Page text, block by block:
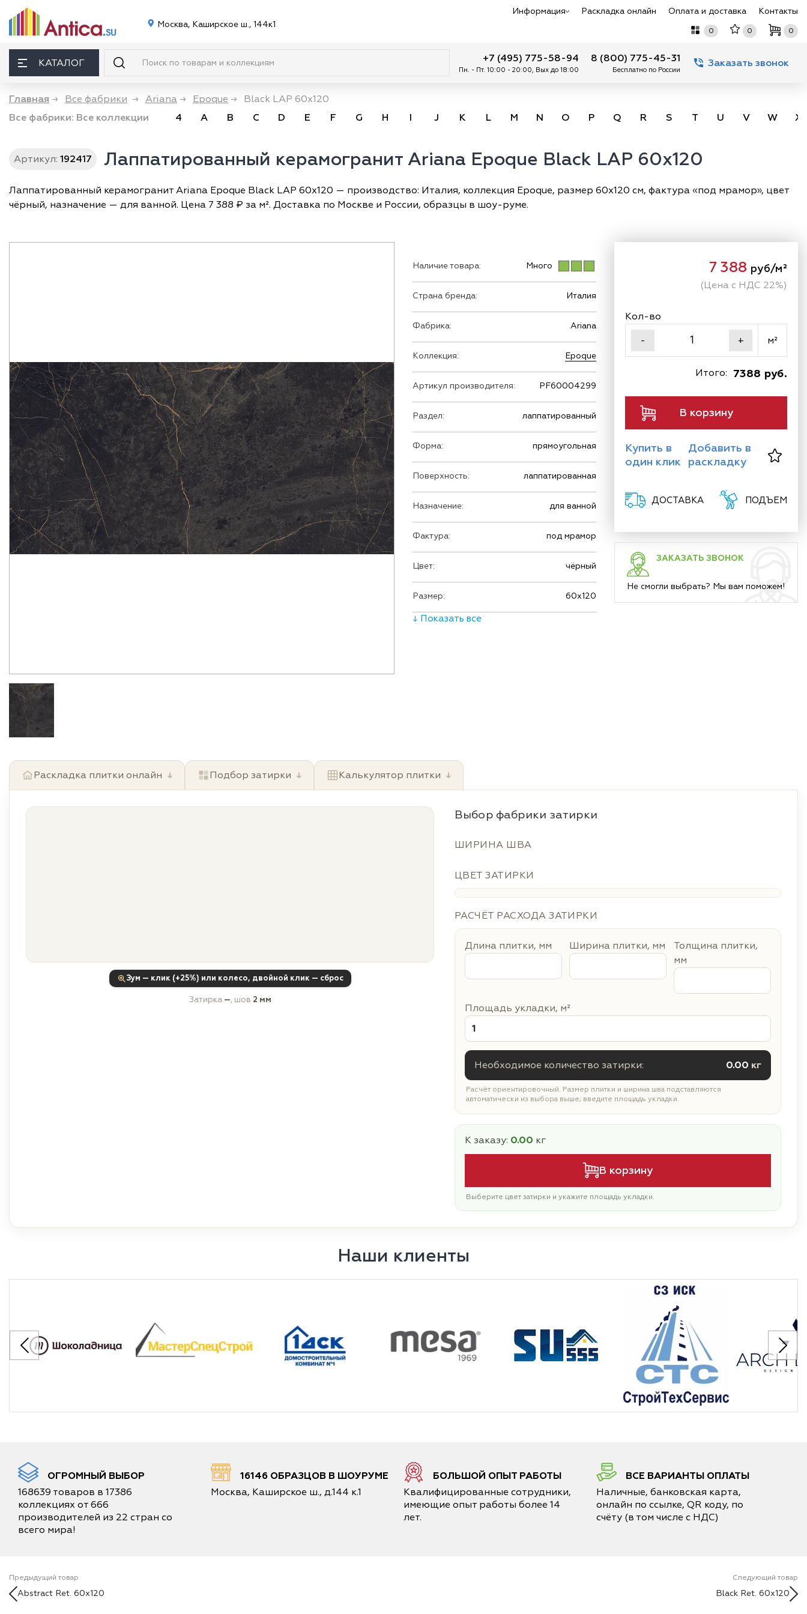
Москва, Каширское ш., 144к1
Информация Раскладка онлайн Оплата и доставка Контакты
0 0 0
КАТАЛОГ +7 (495) 775-58-94
Пн. - Пт. 10:00 - 20:00, Вых до 18:00
8 (800) 775-45-31
Бесплатно по России
Заказать звонок
Главная → Все фабрики → Ariana → Epoque →
Black LAP 60x120
Все фабрики: Все коллекции 4 A B C D E F G H I J K L M N O P Q R S T U V W X
Артикул: 192417 Лаппатированный керамогранит Ariana Epoque Black LAP 60x120
Лаппатированный керамогранит Ariana Epoque Black LAP 60x120 — производство: Италия, коллекция Epoque, размер 60х120 см, фактура «под мрамор», цвет
чёрный, назначение — для ванной. Цена 7 388 ₽ за м². Доставка по Москве и России, образцы в шоу-руме.
Наличие товара: Много
Страна бренда: Италия
Фабрика: Ariana
Коллекция: Epoque
Артикул производителя: PF60004299
Раздел: лаппатированный
Форма: прямоугольная
Поверхность: лаппатированная
Назначение: для ванной
Фактура: под мрамор
Цвет: чёрный
Размер: 60х120
↓ Показать все
7 388 руб/м²
(Цена с НДС 22%)
Кол-во
-
+ м²
7388 руб.
Итого:
В корзину
Купить в
один клик
Добавить в
раскладку
ДОСТАВКА ПОДЪЕМ
ЗАКАЗАТЬ ЗВОНОК
Не смогли выбрать? Мы вам поможем!
Раскладка плитки онлайн ↓ Подбор затирки ↓ Калькулятор плитки ↓
Зум — клик (+25%) или колесо, двойной клик — сброс
Затирка —, шов 2 мм
Выбор фабрики затирки
ШИРИНА ШВА
ЦВЕТ ЗАТИРКИ
РАСЧЁТ РАСХОДА ЗАТИРКИ
Длина плитки, мм Ширина плитки, мм
Толщина плитки,
мм
Площадь укладки, м²
Необходимое количество затирки: 0.00 кг
Расчёт ориентировочный. Размер плитки и ширина шва подставляются
автоматически из выбора выше; введите площадь укладки.
К заказу: 0.00 кг
В корзину
Выберите цвет затирки и укажите площадь укладки.
Наши клиенты
ОГРОМНЫЙ ВЫБОР
168639 товаров в 17386
коллекциях от 666
производителей из 22 стран со
всего мира!
16146 ОБРАЗЦОВ В ШОУРУМЕ
Москва, Каширское ш., д.144 к.1
БОЛЬШОЙ ОПЫТ РАБОТЫ
Квалифицированные сотрудники,
имеющие опыт работы более 14
лет.
ВСЕ ВАРИАНТЫ ОПЛАТЫ
Наличные, банковская карта,
онлайн по ссылке, QR коду, по
счёту (в том числе с НДС)
Предыдущий товар
Abstract Ret. 60x120
Следующий товар
Black Ret. 60x120